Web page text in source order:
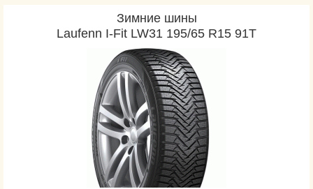
Зимние шины
Laufenn I-Fit LW31 195/65 R15 91T